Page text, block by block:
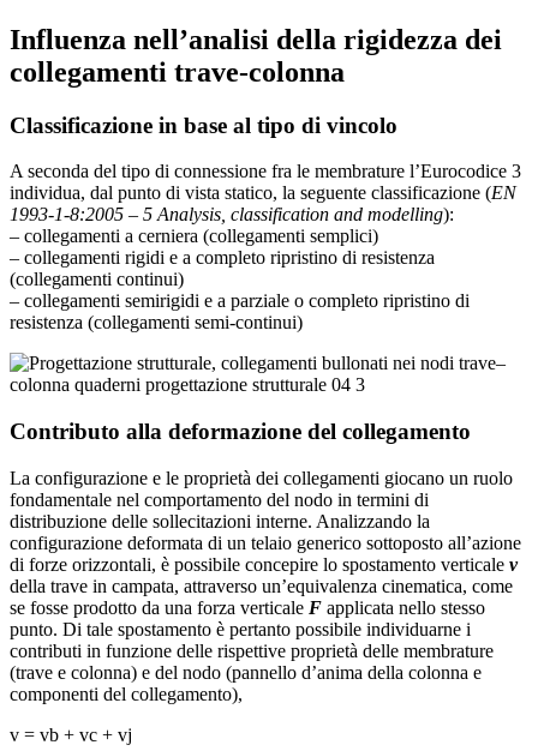
Influenza nell’analisi della rigidezza dei
collegamenti trave-colonna
Classificazione in base al tipo di vincolo
A seconda del tipo di connessione fra le membrature l’Eurocodice 3
individua, dal punto di vista statico, la seguente classificazione (EN
1993-1-8:2005 – 5 Analysis, classification and modelling):
– collegamenti a cerniera (collegamenti semplici)
– collegamenti rigidi e a completo ripristino di resistenza
(collegamenti continui)
– collegamenti semirigidi e a parziale o completo ripristino di
resistenza (collegamenti semi-continui)
Contributo alla deformazione del collegamento
La configurazione e le proprietà dei collegamenti giocano un ruolo
fondamentale nel comportamento del nodo in termini di
distribuzione delle sollecitazioni interne. Analizzando la
configurazione deformata di un telaio generico sottoposto all’azione
di forze orizzontali, è possibile concepire lo spostamento verticale v
della trave in campata, attraverso un’equivalenza cinematica, come
se fosse prodotto da una forza verticale F applicata nello stesso
punto. Di tale spostamento è pertanto possibile individuarne i
contributi in funzione delle rispettive proprietà delle membrature
(trave e colonna) e del nodo (pannello d’anima della colonna e
componenti del collegamento),
v = vb + vc + vj